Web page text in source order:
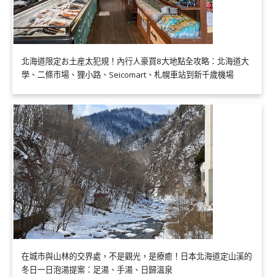
北海道限定お土産太犯規！內行人豪買8大地點全攻略：北海道大
學、二條市場、狸小路、Seicomart、札幌車站到新千歲機場
在城市與山林的交界處，不是觀光，是療癒！日本北海道定山溪的
冬日一日泡湯提案：足湯、手湯、日歸溫泉